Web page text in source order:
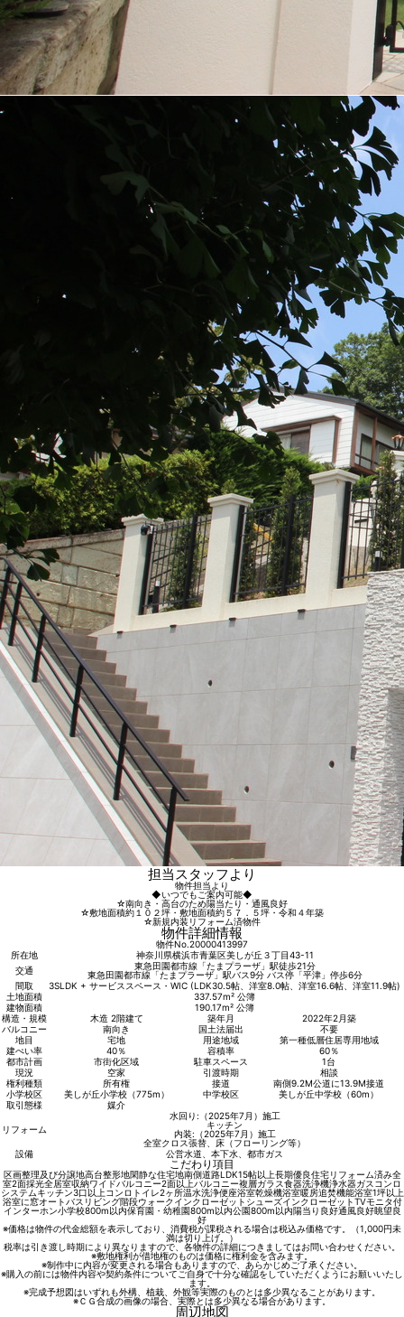
担当スタッフより
物件担当より
◆いつでもご案内可能◆
☆南向き・高台のため陽当たり・通風良好
☆敷地面積約１０２坪・敷地面積約５７．５坪・令和４年築
☆新規内装リフォーム済物件
物件詳細情報
物件No.20000413997
所在地
神奈川県横浜市青葉区美しが丘３丁目43-11
交通
東急田園都市線「たまプラーザ」駅徒歩21分
東急田園都市線「たまプラーザ」駅バス9分 バス停「平津」停歩6分
間取
3SLDK + サービススペース・WIC (LDK30.5帖、洋室8.0帖、洋室16.6帖、洋室11.9帖)
土地面積
337.57m² 公簿
建物面積
190.17m² 公簿
構造・規模
木造 2階建て 築年月
2022年2月築
バルコニー
南向き 国土法届出
不要
地目
宅地 用途地域
第一種低層住居専用地域
建ぺい率
40％ 容積率
60％
都市計画
市街化区域 駐車スペース
1台
現況
空家 引渡時期
相談
権利種類
所有権 接道
南側9.2M公道に13.9M接道
小学校区
美しが丘小学校（775m） 中学校区
美しが丘中学校（60m）
取引態様
媒介
リフォーム
水回り:（2025年7月）施工
キッチン
内装:（2025年7月）施工
全室クロス張替、床（フローリング等）
設備
公営水道、本下水、都市ガス
こだわり項目
区画整理及び分譲地高台整形地閑静な住宅地南側道路LDK15帖以上長期優良住宅リフォーム済み全
室2面採光全居室収納ワイドバルコニー2面以上バルコニー複層ガラス食器洗浄機浄水器ガスコンロ
システムキッチン3口以上コンロ トイレ2ヶ所温水洗浄便座浴室乾燥機浴室暖房追焚機能浴室1坪以上
浴室に窓オートバス リビング階段ウォークインクローゼット シューズインクローゼットTVモニタ付
インターホン小学校800m以内保育園・幼稚園800m以内公園800m以内陽当り良好通風良好眺望良
好
※価格は物件の代金総額を表示しており、消費税が課税される場合は税込み価格です。（1,000円未
満は切り上げ。）
税率は引き渡し時期により異なりますので、各物件の詳細につきましてはお問い合わせください。
※敷地権利が借地権のものは価格に権利金を含みます。
※制作中に内容が変更される場合もありますので、あらかじめご了承ください。
※購入の前には物件内容や契約条件についてご自身で十分な確認をしていただくようにお願いいたし
ます。
※完成予想図はいずれも外構、植栽、外観等実際のものとは多少異なることがあります。
※ＣＧ合成の画像の場合、実際とは多少異なる場合があります。
周辺地図